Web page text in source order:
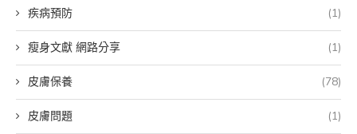
疾病預防 (1)
瘦身文獻 網路分享 (1)
皮膚保養 (78)
皮膚問題 (1)